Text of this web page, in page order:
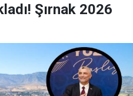
Şırnak 2026